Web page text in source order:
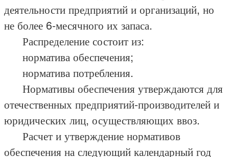
деятельности предприятий и организаций, но
не более 6-месячного их запаса.
Распределение состоит из:
норматива обеспечения;
норматива потребления.
Нормативы обеспечения утверждаются для
отечественных предприятий-производителей и
юридических лиц, осуществляющих ввоз.
Расчет и утверждение нормативов
обеспечения на следующий календарный год